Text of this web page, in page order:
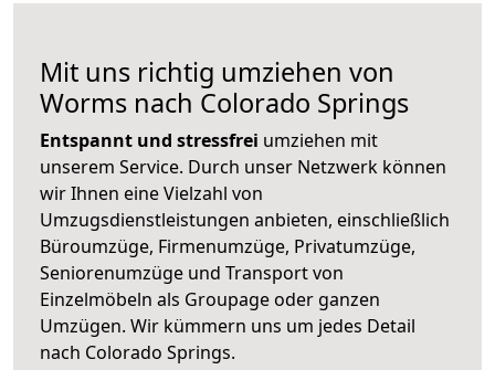
Mit uns richtig umziehen von
Worms nach Colorado Springs
Entspannt und stressfrei umziehen mit
unserem Service. Durch unser Netzwerk können
wir Ihnen eine Vielzahl von
Umzugsdienstleistungen anbieten, einschließlich
Büroumzüge, Firmenumzüge, Privatumzüge,
Seniorenumzüge und Transport von
Einzelmöbeln als Groupage oder ganzen
Umzügen. Wir kümmern uns um jedes Detail
nach Colorado Springs.